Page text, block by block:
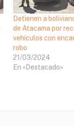
Detienen a
de Atacama por
vehículos con
robo
21/03/2024
En «Destacado»